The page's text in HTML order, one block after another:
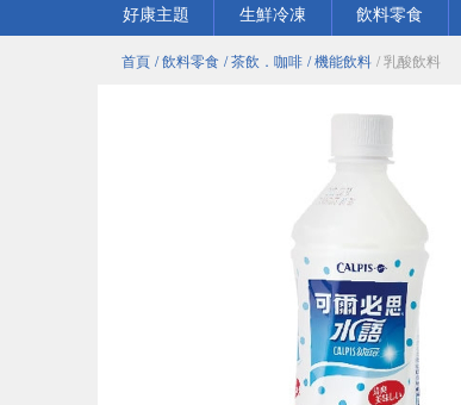
好康主題
生鮮冷凍 飲料零食
首頁 / 飲料零食 / 茶飲．咖啡 / 機能飲料 / 乳酸飲料